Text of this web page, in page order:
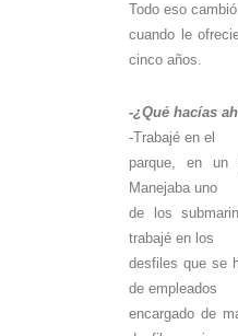
Todo eso cambió
cuando le
cinco años.
-¿Qué hacías
-Trabajé en el
parque, en un
Manejaba uno
de los
trabajé en los
desfiles que se
de empleados
encargado de